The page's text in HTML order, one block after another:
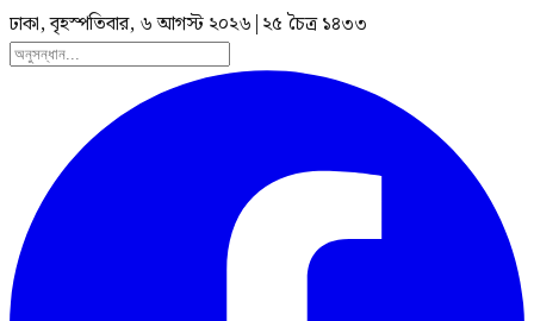
ঢাকা, বৃহস্পতিবার, ৬ আগস্ট ২০২৬ | ২৫ চৈত্র ১৪৩৩